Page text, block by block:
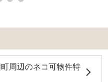
周辺のネコ可物件特